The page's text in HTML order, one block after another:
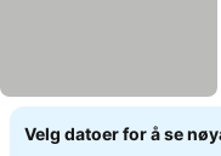
Velg datoer for å se